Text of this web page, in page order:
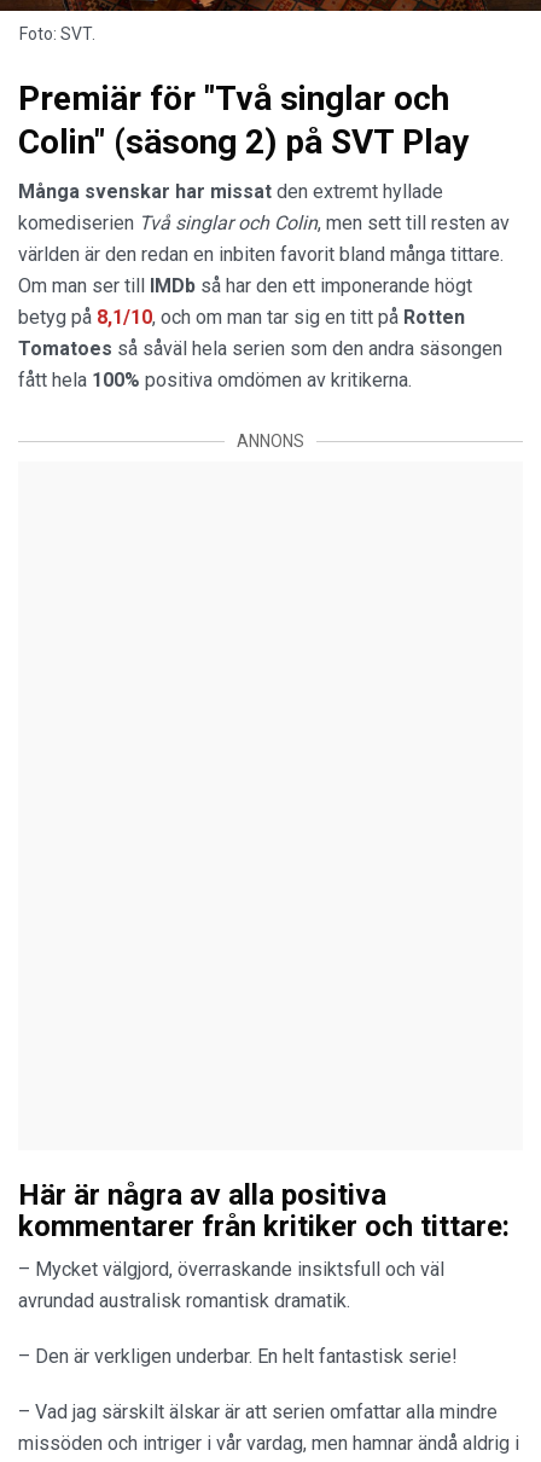
Foto: SVT.
Premiär för "Två singlar och
Colin" (säsong 2) på SVT Play
Många svenskar har missat den extremt hyllade
komediserien Två singlar och Colin, men sett till resten av
världen är den redan en inbiten favorit bland många tittare.
Om man ser till
IMDb så har den ett imponerande högt
betyg på 8,1/10, och om man tar sig en titt på Rotten
Tomatoes så såväl hela serien som den andra säsongen
fått hela 100% positiva omdömen av kritikerna.
ANNONS
Här är några av alla positiva
kommentarer från kritiker och tittare:
– Mycket välgjord, överraskande insiktsfull och väl
avrundad australisk romantisk dramatik.
– Den är verkligen underbar. En helt fantastisk serie!
– Vad jag särskilt älskar är att serien omfattar alla mindre
missöden och intriger i vår vardag, men hamnar ändå aldrig i